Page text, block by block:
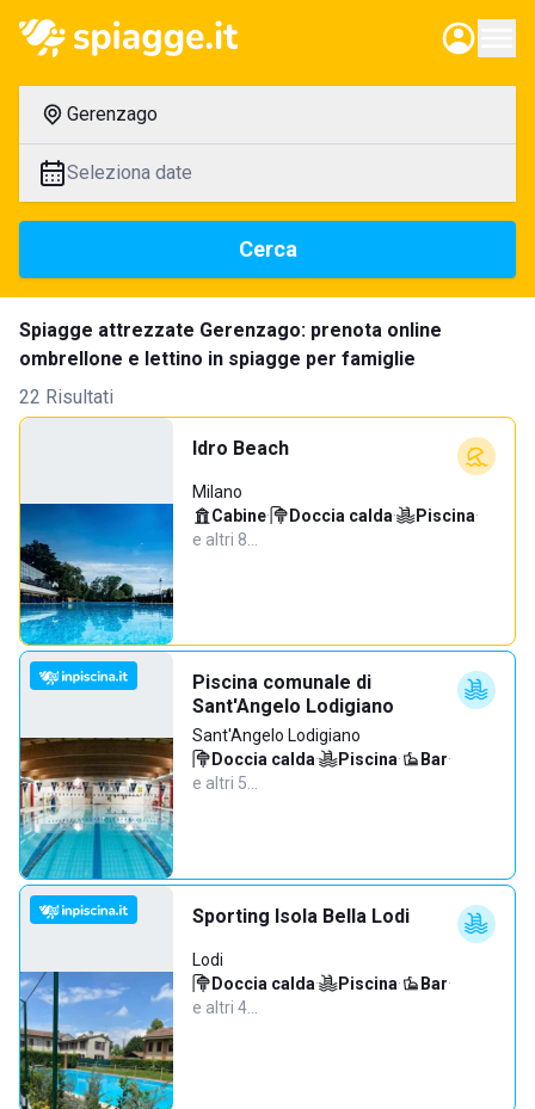
Gerenzago
Seleziona date
Cerca
Spiagge attrezzate Gerenzago: prenota online
ombrellone e lettino in spiagge per famiglie
22 Risultati
Idro Beach
Milano
Cabine· Doccia calda· Piscina·
e altri 8…
Piscina comunale di
Sant'Angelo Lodigiano
Sant'Angelo Lodigiano
Doccia calda· Piscina· Bar·
e altri 5…
Sporting Isola Bella Lodi
Lodi
Doccia calda· Piscina· Bar·
e altri 4…